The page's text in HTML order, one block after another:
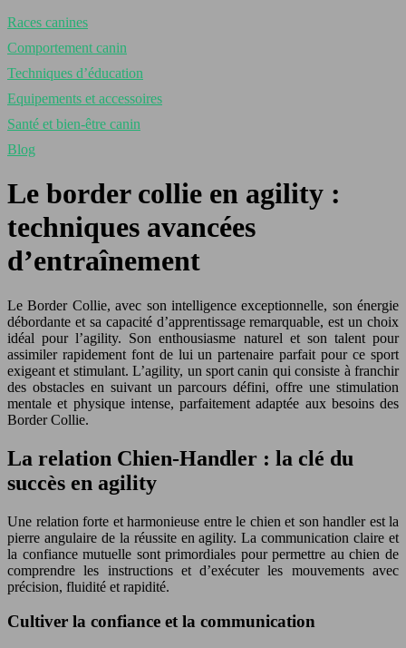
Races canines
Comportement canin
Techniques d’éducation
Equipements et accessoires
Santé et bien-être canin
Blog
Le border collie en agility :
techniques avancées
d’entraînement
Le Border Collie, avec son intelligence exceptionnelle, son énergie
débordante et sa capacité d’apprentissage remarquable, est un choix
idéal pour l’agility. Son enthousiasme naturel et son talent pour
assimiler rapidement font de lui un partenaire parfait pour ce sport
exigeant et stimulant. L’agility, un sport canin qui consiste à franchir
des obstacles en suivant un parcours défini, offre une stimulation
mentale et physique intense, parfaitement adaptée aux besoins des
Border Collie.
La relation Chien-Handler : la clé du
succès en agility
Une relation forte et harmonieuse entre le chien et son handler est la
pierre angulaire de la réussite en agility. La communication claire et
la confiance mutuelle sont primordiales pour permettre au chien de
comprendre les instructions et d’exécuter les mouvements avec
précision, fluidité et rapidité.
Cultiver la confiance et la communication